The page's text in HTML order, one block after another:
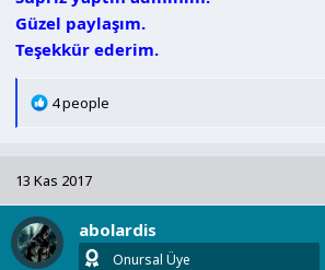
Güzel paylaşım.
Teşekkür ederim.
T
i
l
e
r
4 people
13 Kas 2017
abolardis
Onursal Üye